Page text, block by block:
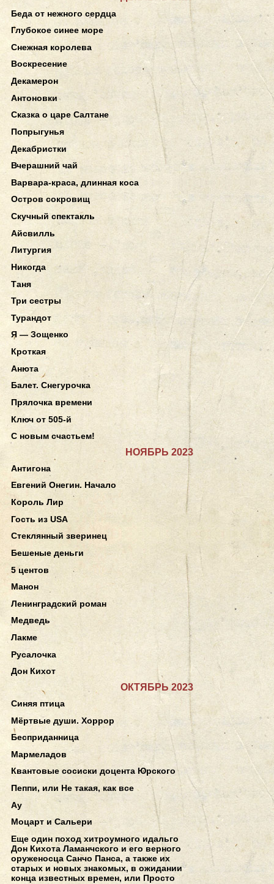
Беда от нежного сердца
Глубокое синее море
Снежная королева
Воскресение
Декамерон
Антоновки
Сказка о царе Салтане
Попрыгунья
Декабристки
Вчерашний чай
Варвара-краса, длинная коса
Остров сокровищ
Скучный спектакль
Айсвилль
Литургия
Никогда
Таня
Три сестры
Турандот
Я — Зощенко
Кроткая
Анюта
Балет. Снегурочка
Прялочка времени
Ключ от 505-й
С новым счастьем!
НОЯБРЬ 2023
Антигона
Евгений Онегин. Начало
Король Лир
Гость из USA
Стеклянный зверинец
Бешеные деньги
5 центов
Манон
Ленинградский роман
Медведь
Лакме
Русалочка
Дон Кихот
ОКТЯБРЬ 2023
Синяя птица
Мёртвые души. Хоррор
Бесприданница
Мармеладов
Квантовые сосиски доцента Юрского
Пеппи, или Не такая, как все
Ау
Моцарт и Сальери
Еще один поход хитроумного идальго
Дон Кихота Ламанчского и его верного
оруженосца Санчо Панса, а также их
старых и новых знакомых, в ожидании
конца известных времен, или Просто